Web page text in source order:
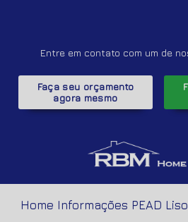
Entre em contato com um de
Faça seu orçamento
agora mesmo
Home Informações PEAD